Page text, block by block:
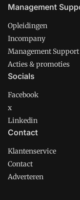
Management
Opleidingen
Incompany
Management Support
Acties & promoties
Socials
Facebook
x
Linkedin
Contact
Klantenservice
Contact
Adverteren